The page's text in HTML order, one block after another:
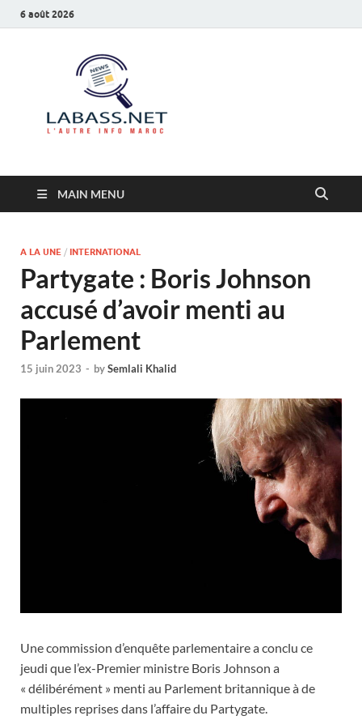
6 août 2026
MAIN MENU
A LA UNE / INTERNATIONAL
Partygate : Boris Johnson
accusé d’avoir menti au
Parlement
15 juin 2023 - bySemlali Khalid
Une commission d’enquête parlementaire a conclu ce
jeudi que l’ex-Premier ministre Boris Johnson a
« délibérément » menti au Parlement britannique à de
multiples reprises dans l’affaire du Partygate.